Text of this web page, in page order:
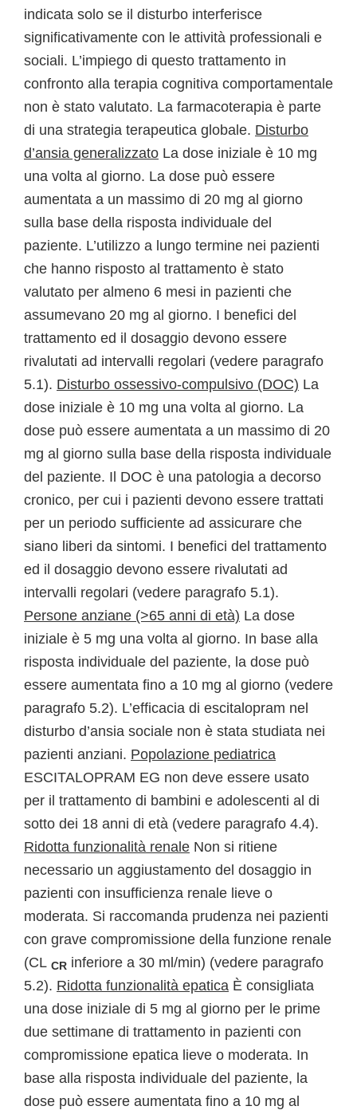
indicata solo se il disturbo interferisce
significativamente con le attività professionali e
sociali. L’impiego di questo trattamento in
confronto alla terapia cognitiva comportamentale
non è stato valutato. La farmacoterapia è parte
di una strategia terapeutica globale. Disturbo
d’ansia generalizzato La dose iniziale è 10 mg
una volta al giorno. La dose può essere
aumentata a un massimo di 20 mg al giorno
sulla base della risposta individuale del
paziente. L’utilizzo a lungo termine nei pazienti
che hanno risposto al trattamento è stato
valutato per almeno 6 mesi in pazienti che
assumevano 20 mg al giorno. I benefici del
trattamento ed il dosaggio devono essere
rivalutati ad intervalli regolari (vedere paragrafo
5.1). Disturbo ossessivo-compulsivo (DOC) La
dose iniziale è 10 mg una volta al giorno. La
dose può essere aumentata a un massimo di 20
mg al giorno sulla base della risposta individuale
del paziente. Il DOC è una patologia a decorso
cronico, per cui i pazienti devono essere trattati
per un periodo sufficiente ad assicurare che
siano liberi da sintomi. I benefici del trattamento
ed il dosaggio devono essere rivalutati ad
intervalli regolari (vedere paragrafo 5.1).
Persone anziane (>65 anni di età) La dose
iniziale è 5 mg una volta al giorno. In base alla
risposta individuale del paziente, la dose può
essere aumentata fino a 10 mg al giorno (vedere
paragrafo 5.2). L’efficacia di escitalopram nel
disturbo d’ansia sociale non è stata studiata nei
pazienti anziani. Popolazione pediatrica
ESCITALOPRAM EG non deve essere usato
per il trattamento di bambini e adolescenti al di
sotto dei 18 anni di età (vedere paragrafo 4.4).
Ridotta funzionalità renale Non si ritiene
necessario un aggiustamento del dosaggio in
pazienti con insufficienza renale lieve o
moderata. Si raccomanda prudenza nei pazienti
con grave compromissione della funzione renale
(CL CR inferiore a 30 ml/min) (vedere paragrafo
5.2). Ridotta funzionalità epatica È consigliata
una dose iniziale di 5 mg al giorno per le prime
due settimane di trattamento in pazienti con
compromissione epatica lieve o moderata. In
base alla risposta individuale del paziente, la
dose può essere aumentata fino a 10 mg al